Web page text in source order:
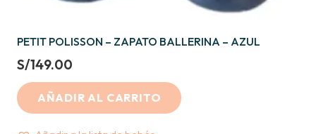
PETIT POLISSON – ZAPATO BALLERINA – AZUL
S/149.00
AÑADIR AL CARRITO